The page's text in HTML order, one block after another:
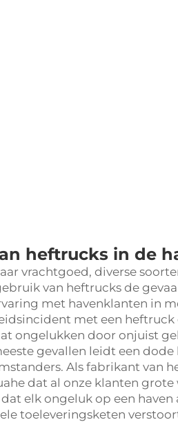
heftrucks in de
vrachtgoed, diverse
van heftrucks de
met havenklanten in
met een
ongelukken door onjuist
gevallen leidt een
Als fabrikant van
dat al onze klanten grote
elk ongeluk op een haven
toeleveringsketen